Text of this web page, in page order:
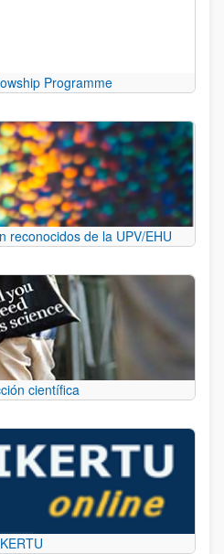
Programme
reconocidos de la UPV/EHU
científica